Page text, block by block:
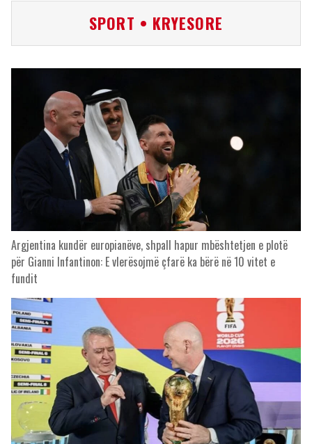
SPORT • KRYESORE
Argjentina kundër europianëve, shpall hapur mbështetjen e plotë
për Gianni Infantinon: E vlerësojmë çfarë ka bërë në 10 vitet e
fundit